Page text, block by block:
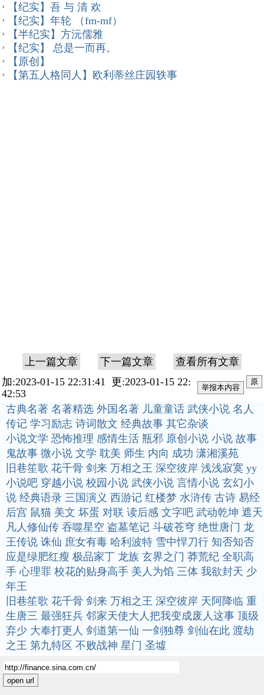
【纪实】吾 与 清 欢
【纪实】年轮 （fm-mf）
【半纪实】方沅儒雅
【纪实】 总是一而再。
【原创】
【第五人格同人】欧利蒂丝庄园轶事
上一篇文章 下一篇文章
查看所有文章
加:2023-01-15 22:31:41 更:2023-01-15 22:
42:53
原
古典名著 名著精选 外国名著 儿童童话 武侠小说 名人
传记 学习励志 诗词散文 经典故事 其它杂谈
小说文学 恐怖推理 感情生活 瓶邪 原创小说 小说 故事
鬼故事 微小说 文学 耽美 师生 内向 成功 潇湘溪苑
旧巷笙歌 花千骨 剑来 万相之王 深空彼岸 浅浅寂寞 yy
小说吧 穿越小说 校园小说 武侠小说 言情小说 玄幻小
说 经典语录 三国演义 西游记 红楼梦 水浒传 古诗 易经
后宫 鼠猫 美文 坏蛋 对联 读后感 文字吧 武动乾坤 遮天
凡人修仙传 吞噬星空 盗墓笔记 斗破苍穹 绝世唐门 龙
王传说 诛仙 庶女有毒 哈利波特 雪中悍刀行 知否知否
应是绿肥红瘦 极品家丁 龙族 玄界之门 莽荒纪 全职高
手 心理罪 校花的贴身高手 美人为馅 三体 我欲封天 少
年王
旧巷笙歌 花千骨 剑来 万相之王 深空彼岸 天阿降临 重
生唐三 最强狂兵 邻家天使大人把我变成废人这事 顶级
弃少 大奉打更人 剑道第一仙 一剑独尊 剑仙在此 渡劫
之王 第九特区 不败战神 星门 圣墟
open url